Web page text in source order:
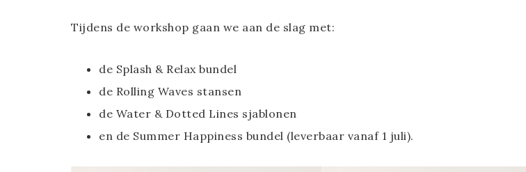
Tijdens de workshop gaan we aan de slag met:
de Splash & Relax bundel
de Rolling Waves stansen
de Water & Dotted Lines sjablonen
en de Summer Happiness bundel (leverbaar vanaf 1 juli).